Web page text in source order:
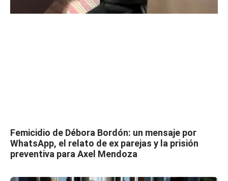
Femicidio de Débora Bordón: un mensaje por
WhatsApp, el relato de ex parejas y la prisión
preventiva para Axel Mendoza